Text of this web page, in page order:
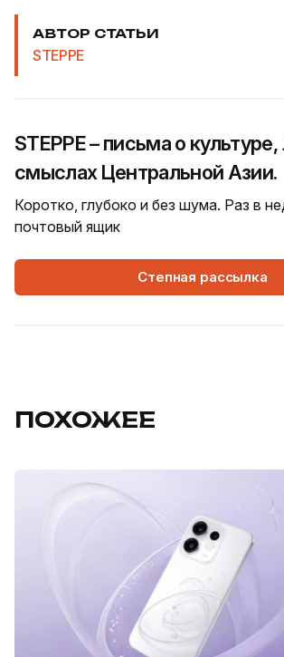
АВТОР СТАТЬИ
STEPPE
STEPPE – письма о
смыслах Центральной Азии.
Коротко, глубоко и без шума. Раз в
почтовый ящик
Степная рассылка
ПОХОЖЕЕ